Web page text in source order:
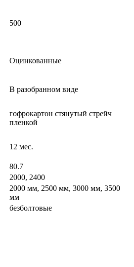
500
Оцинкованные
В разобранном виде
гофрокартон стянутый стрейч
пленкой
12 мес.
80.7
2000, 2400
2000 мм, 2500 мм, 3000 мм, 3500
мм
безболтовые